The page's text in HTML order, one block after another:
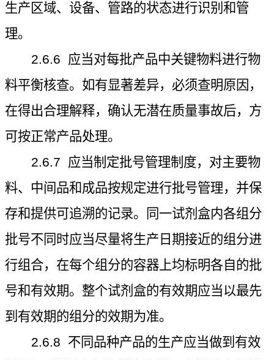
生产区域、设备、管路的状态进行识别和管
理。
2.6.6 应当对每批产品中关键物料进行物
料平衡核查。如有显著差异，必须查明原因，
在得出合理解释，确认无潜在质量事故后，方
可按正常产品处理。
2.6.7 应当制定批号管理制度，对主要物
料、中间品和成品按规定进行批号管理，并保
存和提供可追溯的记录。同一试剂盒内各组分
批号不同时应当尽量将生产日期接近的组分进
行组合，在每个组分的容器上均标明各自的批
号和有效期。整个试剂盒的有效期应当以最先
到有效期的组分的效期为准。
2.6.8 不同品种产品的生产应当做到有效